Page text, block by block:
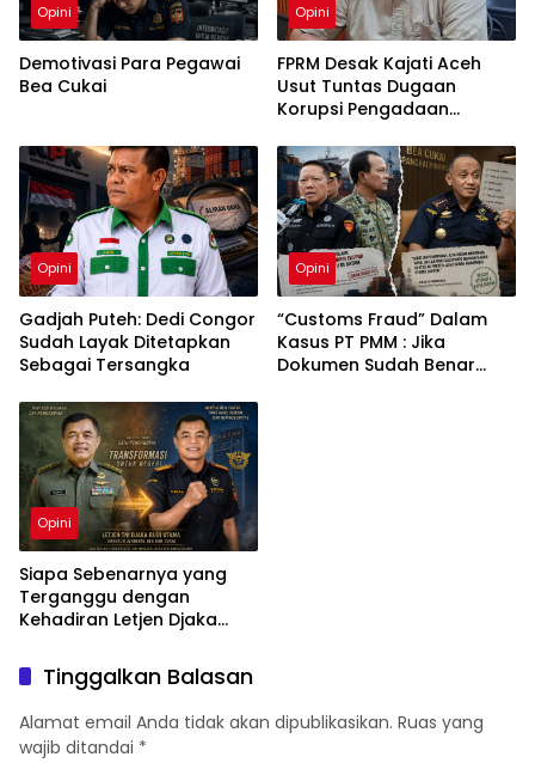
Opini
Demotivasi Para Pegawai
Bea Cukai
Opini
FPRM Desak Kajati Aceh
Usut Tuntas Dugaan
Korupsi Pengadaan
Langsa
Opini
Gadjah Puteh: Dedi Congor
Sudah Layak Ditetapkan
Sebagai Tersangka
Opini
“Customs Fraud” Dalam
Kasus PT PMM : Jika
Dokumen Sudah Benar
Opini
Siapa Sebenarnya yang
Terganggu dengan
Kehadiran Letjen Djaka
sebagai Dirjen Bea Cukai?
Tinggalkan Balasan
Alamat email Anda tidak akan dipublikasikan. Ruas yang
wajib ditandai *